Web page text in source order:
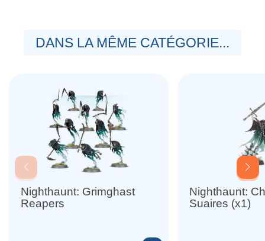
DANS LA MÊME CATÉGORIE...
Nighthaunt: Grimghast
Reapers
Nighthaunt:
Suaires (x1)